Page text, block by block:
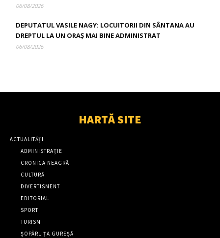
06/08/2026
DEPUTATUL VASILE NAGY: LOCUITORII DIN SÂNTANA AU
DREPTUL LA UN ORAȘ MAI BINE ADMINISTRAT
06/08/2026
HARTĂ SITE
ACTUALITĂȚI
ADMINISTRAȚIE
CRONICA NEAGRĂ
CULTURĂ
DIVERTISMENT
EDITORIAL
SPORT
TURISM
ȘOPÂRLIȚA GUREȘĂ